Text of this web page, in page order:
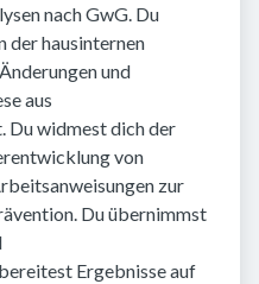
nach GwG. Du
der hausinternen
und
aus
Du widmest dich der
von
zur
Du übernimmst
Ergebnisse auf